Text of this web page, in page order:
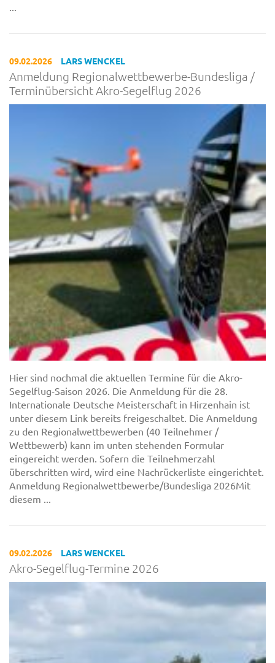
09.02.2026 LARS WENCKEL
Anmeldung Regionalwettbewerbe-Bundesliga /
Terminübersicht Akro-Segelflug 2026
Hier sind nochmal die aktuellen Termine für die Akro-
Segelflug-Saison 2026. Die Anmeldung für die 28.
Internationale Deutsche Meisterschaft in Hirzenhain ist
unter diesem Link bereits freigeschaltet. Die Anmeldung
zu den Regionalwettbewerben (40 Teilnehmer /
Wettbewerb) kann im unten stehenden Formular
eingereicht werden. Sofern die Teilnehmerzahl
überschritten wird, wird eine Nachrückerliste eingerichtet.
Anmeldung Regionalwettbewerbe/Bundesliga 2026Mit
diesem ...
09.02.2026 LARS WENCKEL
Akro-Segelflug-Termine 2026